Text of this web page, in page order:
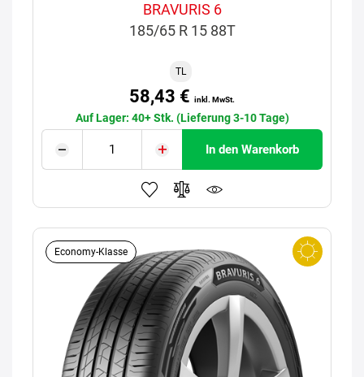
BRAVURIS 6
185/65 R 15 88T
TL
58,43 € inkl. MwSt.
Auf Lager: 40+ Stk. (Lieferung 3-10 Tage)
In den Warenkorb
Economy-Klasse